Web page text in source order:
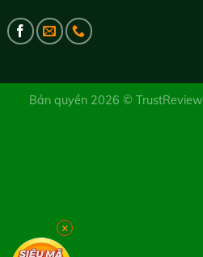
Bản quyền 2026 © TrustReview
×